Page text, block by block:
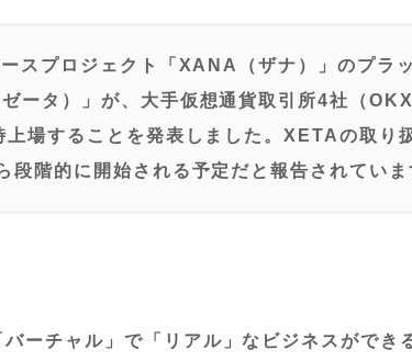
スプロジェクト「XANA（ザナ）」のプラ
ータ）」が、大手仮想通貨取引所4社（
場することを発表しました。XETAの取り
段階的に開始される予定だと報告されていま
ーチャル」で「リアル」なビジネスができ